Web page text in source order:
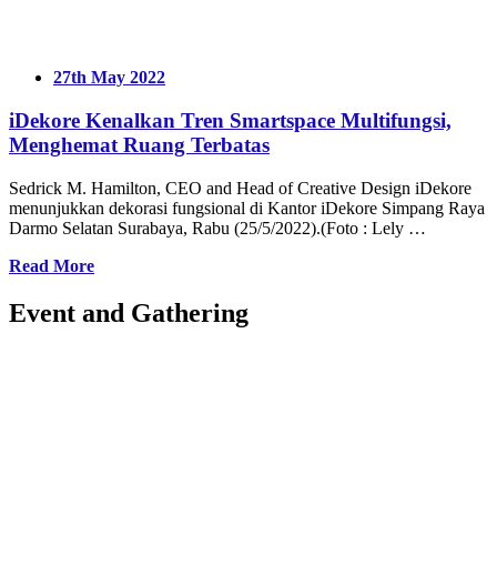
27th May 2022
iDekore Kenalkan Tren Smartspace Multifungsi,
Menghemat Ruang Terbatas
Sedrick M. Hamilton, CEO and Head of Creative Design iDekore
menunjukkan dekorasi fungsional di Kantor iDekore Simpang Raya
Darmo Selatan Surabaya, Rabu (25/5/2022).(Foto : Lely …
Read More
Event and Gathering